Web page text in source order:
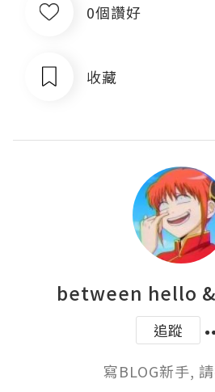
0個讚好
收藏
between hello
追蹤
寫BLOG新手,